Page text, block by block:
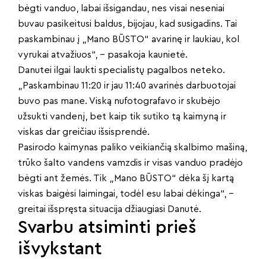
bėgti vanduo, labai išsigandau, nes visai neseniai
buvau pasikeitusi baldus, bijojau, kad susigadins. Tai
paskambinau į „Mano BŪSTO“ avarinę ir laukiau, kol
vyrukai atvažiuos“, – pasakoja kaunietė.
Danutei ilgai laukti specialistų pagalbos neteko.
„Paskambinau 11:20 ir jau 11:40 avarinės darbuotojai
buvo pas mane. Viską nufotografavo ir skubėjo
užsukti vandenį, bet kaip tik sutiko tą kaimyną ir
viskas dar greičiau išsisprendė.
Pasirodo kaimynas paliko veikiančią skalbimo mašiną,
trūko šalto vandens vamzdis ir visas vanduo pradėjo
bėgti ant žemės. Tik „Mano BŪSTO“ dėka šį kartą
viskas baigėsi laimingai, todėl esu labai dėkinga“, –
greitai išspręsta situacija džiaugiasi Danutė.
Svarbu atsiminti prieš
išvykstant